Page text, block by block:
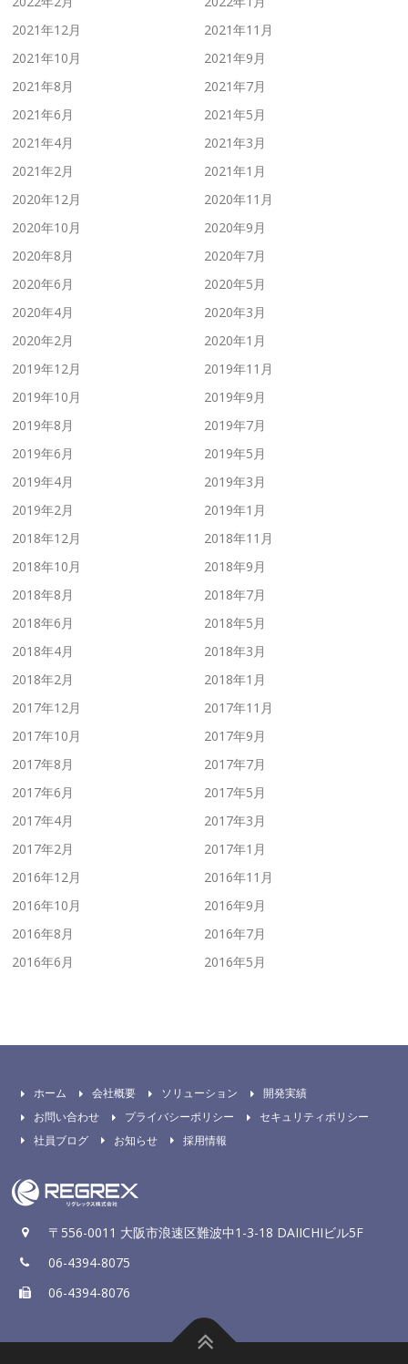
2021年12月
2021年11月
2021年10月
2021年9月
2021年8月
2021年7月
2021年6月
2021年5月
2021年4月
2021年3月
2021年2月
2021年1月
2020年12月
2020年11月
2020年10月
2020年9月
2020年8月
2020年7月
2020年6月
2020年5月
2020年4月
2020年3月
2020年2月
2020年1月
2019年12月
2019年11月
2019年10月
2019年9月
2019年8月
2019年7月
2019年6月
2019年5月
2019年4月
2019年3月
2019年2月
2019年1月
2018年12月
2018年11月
2018年10月
2018年9月
2018年8月
2018年7月
2018年6月
2018年5月
2018年4月
2018年3月
2018年2月
2018年1月
2017年12月
2017年11月
2017年10月
2017年9月
2017年8月
2017年7月
2017年6月
2017年5月
2017年4月
2017年3月
2017年2月
2017年1月
2016年12月
2016年11月
2016年10月
2016年9月
2016年8月
2016年7月
2016年6月
2016年5月
ホーム 会社概要 ソリューション
開発実績
お問い合わせ
プライバシーポリシー
セキュリティポリシー
社員ブログ
お知らせ 採用情報
〒556-0011 大阪市浪速区難波中1-3-18 DAIICHIビル5F
06-4394-8075
06-4394-8076